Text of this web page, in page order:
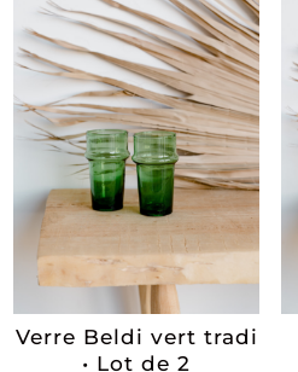
Verre Beldi vert tradi
• Lot de 2